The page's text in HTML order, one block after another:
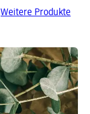
Weitere Produkte